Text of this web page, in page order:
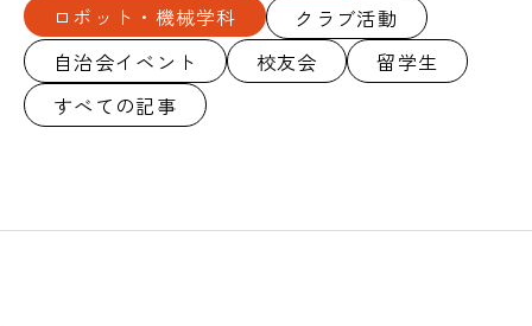
ロボット・機械学科
クラブ活動
自治会イベント
校友会
留学生
すべての記事